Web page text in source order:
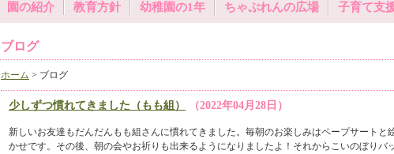
園の紹介 教育方針 幼稚園の1年 ちゃぷれんの広場 子育て支
ブログ
ホーム > ブログ
少しずつ慣れてきました（もも組） （2022年04月28日）
新しいお友達もだんだんもも組さんに慣れてきました。毎朝のお楽しみはペープサートと
かせです。その後、朝の会やお祈りも出来るようになりましたよ！それからこいのぼりバ